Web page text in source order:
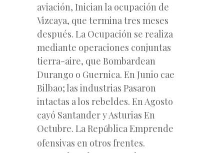
aviación, Inician la ocupación de
Vizcaya, que termina tres meses
después. La Ocupación se realiza
mediante operaciones conjuntas
tierra-aire, que Bombardean
Durango o Guernica. En Junio cae
Bilbao; las industrias Pasaron
intactas a los rebeldes. En Agosto
cayó Santander y Asturias En
Octubre. La República Emprende
ofensivas en otros frentes.